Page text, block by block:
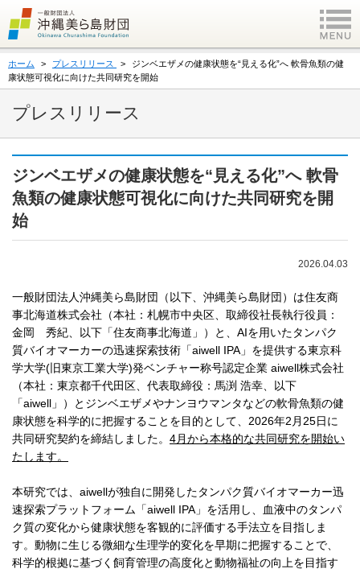
ホーム プレスリリース
ジンベエザメの健康状態を“見える化”へ 軟骨魚類の健
康状態可視化に向けた共同研究を開始
プレスリリース
ジンベエザメの健康状態を“見える化”へ 軟骨
魚類の健康状態可視化に向けた共同研究を開
始
2026.04.03
一般財団法人沖縄美ら島財団（以下、沖縄美ら島財団）は住友商
事北海道株式会社（本社：札幌市中央区、取締役社長執行役員：
金岡 秀紀、以下「住友商事北海道」）と、AIを用いたタンパク
質バイオマーカーの迅速探索技術「aiwell IPA」を提供する東京科
学大学(旧東京工業大学)発ベンチャー称号認定企業 aiwell株式会社
（本社：東京都千代田区、代表取締役：馬渕 浩幸、以下
「aiwell」）とジンベエザメやナンヨウマンタなどの軟骨魚類の健
康状態を科学的に把握することを目的として、2026年2月25日に
共同研究契約を締結しました。 4月から本格的な共同研究を開始い
たします。
本研究では、aiwellが独自に開発したタンパク質バイオマーカー迅
速探索プラットフォーム「aiwell IPA」を活用し、血液中のタンパ
ク質の変化から健康状態を客観的に評価する手法立を目指しま
す。動物に生じる微細な生理学的変化を早期に把握することで、
科学的根拠に基づく飼育管理の高度化と動物福祉の向上を目指す